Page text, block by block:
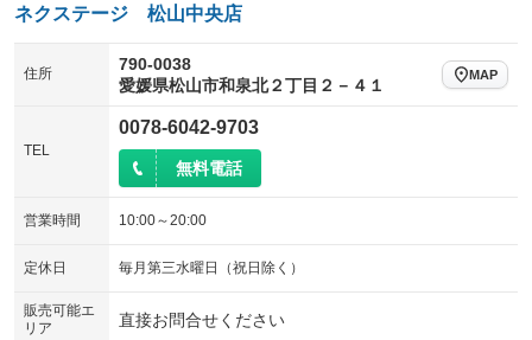
ネクステージ 松山中央店
住所
790-0038
愛媛県松山市和泉北２丁目２－４１
MAP
TEL
0078-6042-9703
無料電話
営業時間 10:00～20:00
定休日 毎月第三水曜日（祝日除く）
販売可能エ
リア
直接お問合せください